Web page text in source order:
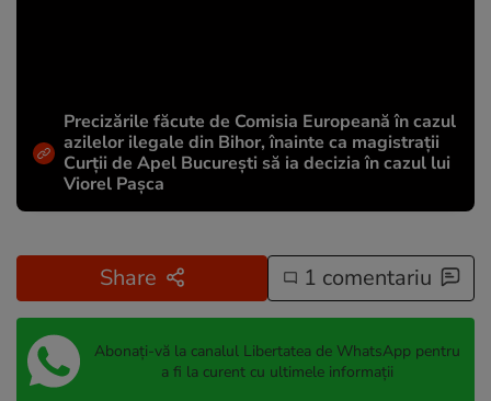
Precizările făcute de Comisia Europeană în cazul
azilelor ilegale din Bihor, înainte ca magistrații
Curții de Apel București să ia decizia în cazul lui
Viorel Pașca
Share 1 comentariu
Abonați-vă la canalul Libertatea de WhatsApp pentru
a fi la curent cu ultimele informații